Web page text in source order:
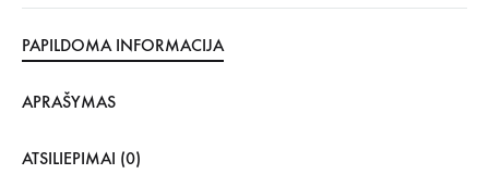
PAPILDOMA INFORMACIJA
APRAŠYMAS
ATSILIEPIMAI (0)